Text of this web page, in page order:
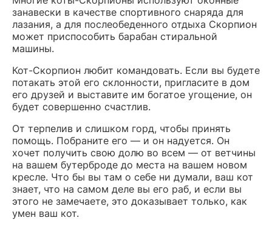
занавески в качестве спортивного снаряда для
лазания, а для послеобеденного отдыха Скорпион
может приспособить барабан стиральной
машины.
Кот-Скорпион любит командовать. Если вы будете
потакать этой его склонности, пригласите в дом
его друзей и выставите им богатое угощение, он
будет совершенно счастлив.
От терпелив и слишком горд, чтобы принять
помощь. Побраните его — и он надуется. Он
хочет получить свою долю во всем — от ветчины
на вашем бутерброде до места на вашем новом
кресле. Что бы вы там о себе ни думали, ваш кот
знает, что на самом деле вы его раб, и если вы
этого не замечаете, это доказывает только, как
умен ваш кот.